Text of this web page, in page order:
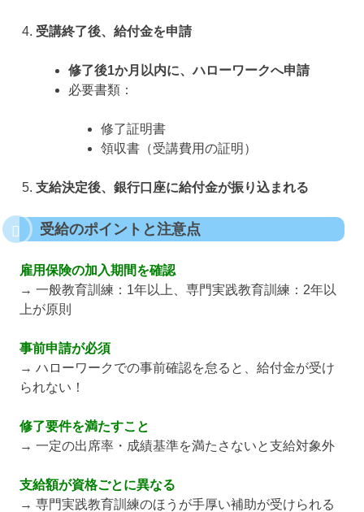
受講終了後、給付金を申請
修了後1か月以内に、ハローワークへ申請
必要書類：
修了証明書
領収書（受講費用の証明）
支給決定後、銀行口座に給付金が振り込まれる
受給のポイントと注意点
雇用保険の加入期間を確認
→ 一般教育訓練：1年以上、専門実践教育訓練：2年以
上が原則
事前申請が必須
→ ハローワークでの事前確認を怠ると、給付金が受け
られない！
修了要件を満たすこと
→ 一定の出席率・成績基準を満たさないと支給対象外
支給額が資格ごとに異なる
→ 専門実践教育訓練のほうが手厚い補助が受けられる